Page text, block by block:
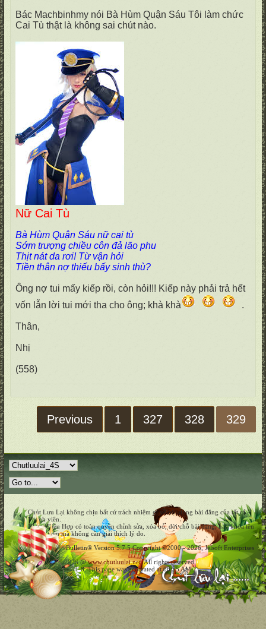
Bác Machbinhmy nói Bà Hùm Quận Sáu Tôi làm chức
Cai Tù thật là không sai chút nào.
Nữ Cai Tù
Bà Hùm Quận Sáu nữ cai tù
Sớm trượng chiều côn đả lão phu
Thịt nát da rơi! Từ vận hỏi
Tiền thân nợ thiếu bấy sinh thù?
Ông nợ tui mấy kiếp rồi, còn hỏi!!! Kiếp này phải trả hết
vốn lẫn lời tui mới tha cho ông; khà khà
.
Thân,
Nhị
(558)
Previous 1 327 328 329
Chút Lưu Lại không chịu bất cứ trách nhiệm gì về nội dung bài đăng của tất cả
Thành viên.
Nhóm Điều Hợp có toàn quyền chỉnh sửa, xóa bỏ, dời chỗ bài đăng, hay khóa tên
Thành viên mà không cần giải thích lý do.
Powered by vBulletin® Version 5.7.5 Copyright ©2000 - 2026, Jelsoft Enterprises
Ltd.
Copyright © 2026 @www.chutluulai.net. All rights reserved.
All times are GMT-8. This page was generated at 06:55 AM.